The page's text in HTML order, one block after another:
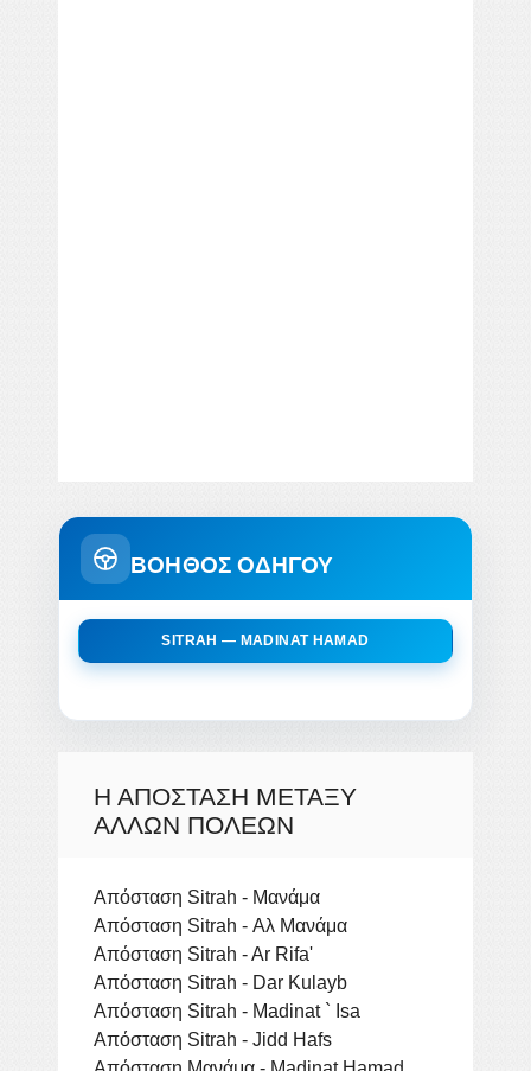
ΒΟΗΘΟΣ ΟΔΗΓΟΥ
SITRAH — MADINAT HAMAD
Η ΑΠΌΣΤΑΣΗ ΜΕΤΑΞΎ
ΆΛΛΩΝ ΠΌΛΕΩΝ
Απόσταση Sitrah - Μανάμα
Απόσταση Sitrah - Αλ Μανάμα
Απόσταση Sitrah - Ar Rifa'
Απόσταση Sitrah - Dar Kulayb
Απόσταση Sitrah - Madinat ` Isa
Απόσταση Sitrah - Jidd Hafs